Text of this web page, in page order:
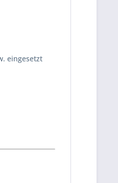
eingesetzt